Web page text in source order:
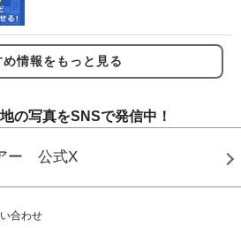
め情報をもっと見る
の写真をSNSで発信中！
ー 公式X
合わせ